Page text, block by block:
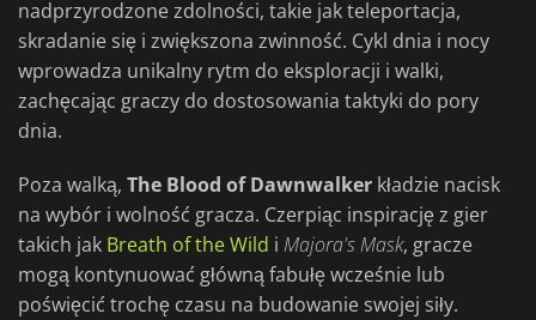
nadprzyrodzone zdolności, takie jak teleportacja,
skradanie się i zwiększona zwinność. Cykl dnia i nocy
wprowadza unikalny rytm do eksploracji i walki,
zachęcając graczy do dostosowania taktyki do pory
dnia.
Poza walką, The Blood of Dawnwalker kładzie nacisk
na wybór i wolność gracza. Czerpiąc inspirację z gier
takich jak Breath of the Wild i Majora's Mask, gracze
mogą kontynuować główną fabułę wcześnie lub
poświęcić trochę czasu na budowanie swojej siły.